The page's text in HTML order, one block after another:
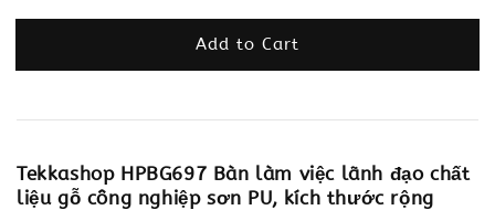
Add to Cart
Tekkashop HPBG697 Bàn làm việc lãnh đạo chất
liệu gỗ công nghiệp sơn PU, kích thước rộng